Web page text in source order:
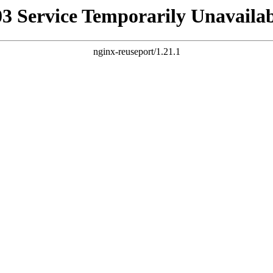
Service Temporarily
nginx-reuseport/1.21.1